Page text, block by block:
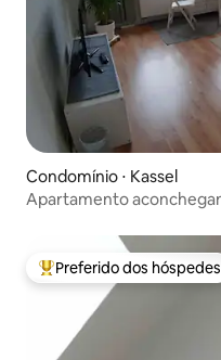
Condomínio ⋅ Kassel
Apartamento
Entre os melhores
Preferido dos hóspedes